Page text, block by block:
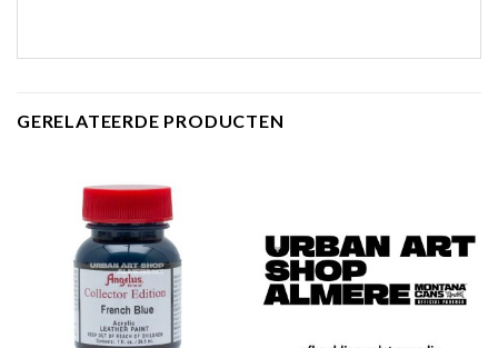
GERELATEERDE PRODUCTEN